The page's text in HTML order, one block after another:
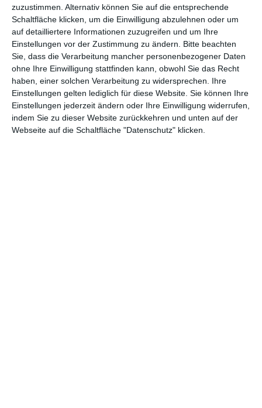
zuzustimmen. Alternativ können Sie auf die entsprechende
Schaltfläche klicken, um die Einwilligung abzulehnen oder um
auf detailliertere Informationen zuzugreifen und um Ihre
Einstellungen vor der Zustimmung zu ändern.
Bitte beachten
Sie, dass die Verarbeitung mancher personenbezogener Daten
ohne Ihre Einwilligung stattfinden kann, obwohl Sie das Recht
haben, einer solchen Verarbeitung zu widersprechen. Ihre
Einstellungen gelten lediglich für diese Website. Sie können Ihre
Einstellungen jederzeit ändern oder Ihre Einwilligung widerrufen,
indem Sie zu dieser Website zurückkehren und unten auf der
Webseite auf die Schaltfläche "Datenschutz" klicken.